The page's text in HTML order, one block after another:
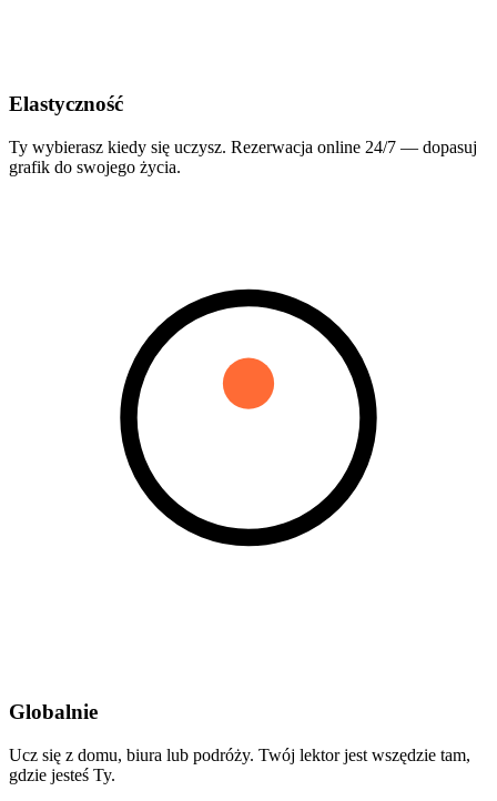
Elastyczność
Ty wybierasz kiedy się uczysz. Rezerwacja online 24/7 — dopasuj
grafik do swojego życia.
Globalnie
Ucz się z domu, biura lub podróży. Twój lektor jest wszędzie tam,
gdzie jesteś Ty.